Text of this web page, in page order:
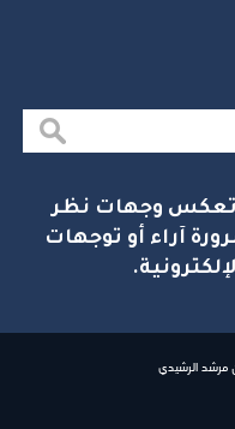
تعكس وجهات نظر
آراء أو توجهات
مرشد الرشيدي